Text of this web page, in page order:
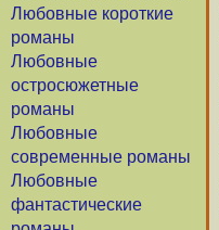
Любовные короткие
романы
Любовные
остросюжетные
романы
Любовные
современные романы
Любовные
фантастические